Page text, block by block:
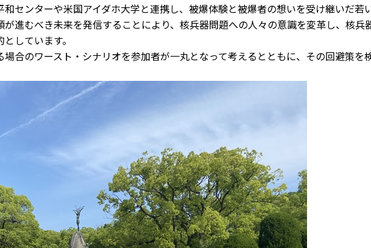
センターや米国アイダホ大学と連携し、被爆体験と被爆者の想いを受け継いだ若
進むべき未来を発信することにより、核兵器問題への人々の意識を変革し、核兵
しています。
合のワースト・シナリオを参加者が一丸となって考えるとともに、その回避策を